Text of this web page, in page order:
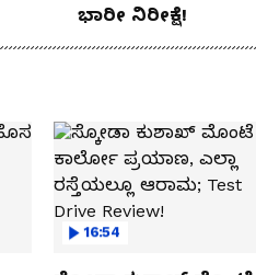
ಭಾರೀ ನಿರೀಕ್ಷೆ!
16:54